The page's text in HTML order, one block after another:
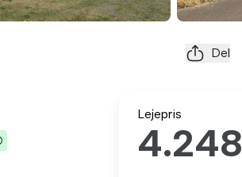
Del
Lejepris
4.248